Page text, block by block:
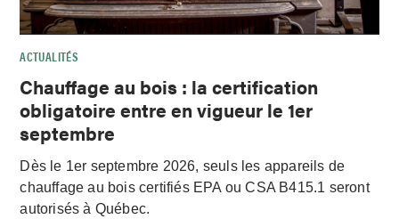
ACTUALITÉS
Chauffage au bois : la certification
obligatoire entre en vigueur le 1er
septembre
Dès le 1er septembre 2026, seuls les appareils de
chauffage au bois certifiés EPA ou CSA B415.1 seront
autorisés à Québec.